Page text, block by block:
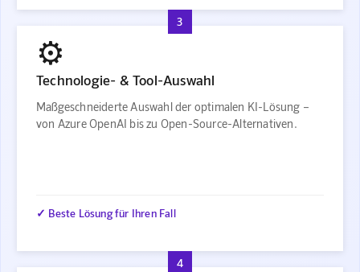
3
⚙️
Technologie- & Tool-Auswahl
Maßgeschneiderte Auswahl der optimalen KI-Lösung –
von Azure OpenAI bis zu Open-Source-Alternativen.
✓ Beste Lösung für Ihren Fall
4